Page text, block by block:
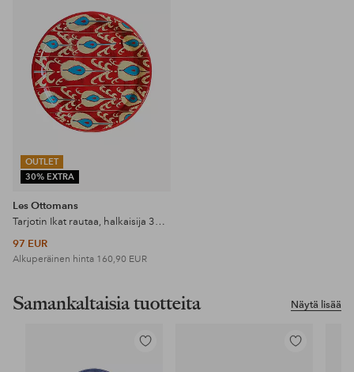
OUTLET
30% EXTRA
Les Ottomans
Tarjotin Ikat rautaa, halkaisija 33 cm
97 EUR
Alkuperäinen hinta 160,90 EUR
Näytä lisää
Samankaltaisia tuotteita
Lisää
Lisää